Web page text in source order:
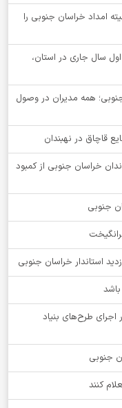
هزار مددجوی کمیته امداد خراسان جنوبی را
سال جاری در استان،
جنوبی؛ همه مدیران در وصول
خراسان جنوبی از کمبود
استاندار خراسان جنوبی
طرح‌های بنیاد
کنند